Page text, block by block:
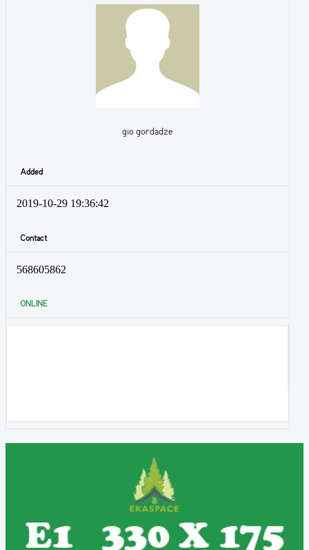
gio gordadze
Added
2019-10-29 19:36:42
Contact
568605862
ONLINE